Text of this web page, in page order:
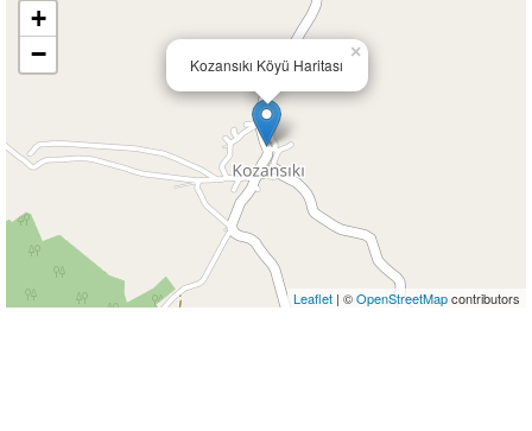
Kozansıkı Köyü Haritası
×
+
−
Leaflet | ©OpenStreetMapcontributors